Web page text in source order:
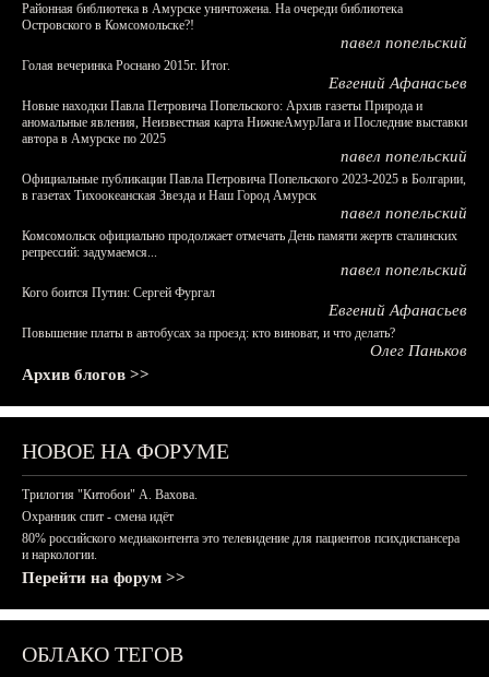
Районная библиотека в Амурске уничтожена. На очереди библиотека
Островского в Комсомольске?!
павел попельский
Голая вечеринка Роснано 2015г. Итог.
Евгений Афанасьев
Новые находки Павла Петровича Попельского: Архив газеты Природа и
аномальные явления, Неизвестная карта НижнеАмурЛага и Последние выставки
автора в Амурске по 2025
павел попельский
Официальные публикации Павла Петровича Попельского 2023-2025 в Болгарии,
в газетах Тихоокеанская Звезда и Наш Город Амурск
павел попельский
Комсомольск официально продолжает отмечать День памяти жертв сталинских
репрессий: задумаемся...
павел попельский
Кого боится Путин: Сергей Фургал
Евгений Афанасьев
Повышение платы в автобусах за проезд: кто виноват, и что делать?
Олег Паньков
Архив блогов >>
НОВОЕ НА ФОРУМЕ
Трилогия "Китобои" А. Вахова.
Охранник спит - смена идёт
80% российского медиаконтента это телевидение для пациентов психдиспансера
и наркологии.
Перейти на форум >>
ОБЛАКО ТЕГОВ